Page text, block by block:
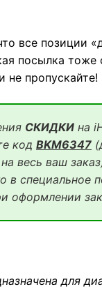
все позиции
посылка тоже
не пропускайте!
СКИДКИ на
код BKM6347
весь ваш
в специальное
оформлении
для